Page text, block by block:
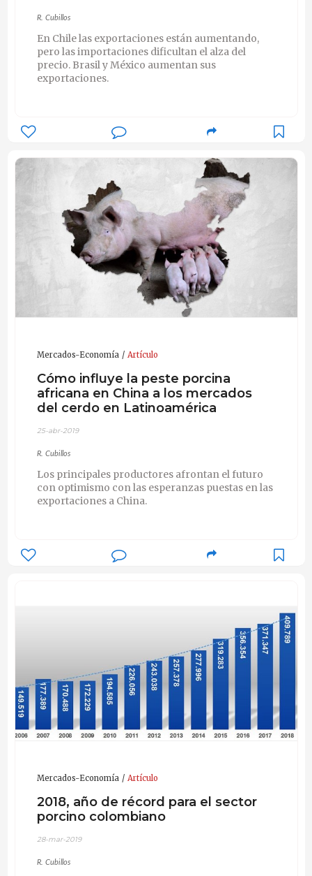
R. Cubillos
En Chile las exportaciones están aumentando,
pero las importaciones dificultan el alza del
precio. Brasil y México aumentan sus
exportaciones.
Mercados-Economía Artículo
Cómo influye la peste porcina
africana en China a los mercados
del cerdo en Latinoamérica
25-abr-2019
R. Cubillos
Los principales productores afrontan el futuro
con optimismo con las esperanzas puestas en las
exportaciones a China.
Mercados-Economía Artículo
2018, año de récord para el sector
porcino colombiano
28-mar-2019
R. Cubillos